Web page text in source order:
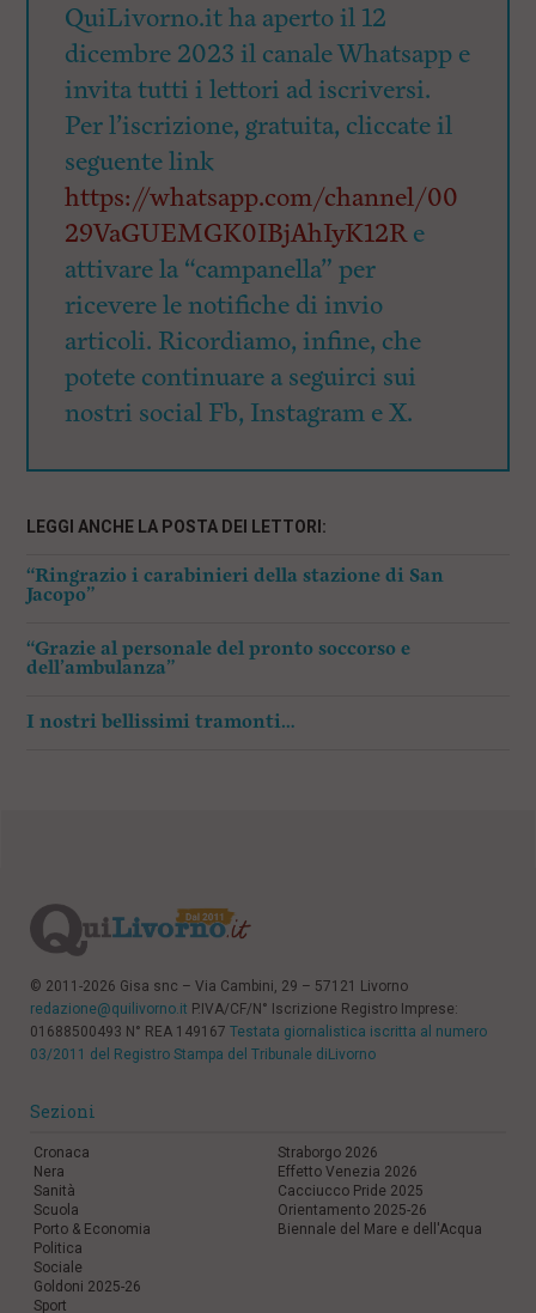
QuiLivorno.it ha aperto il 12
dicembre 2023 il canale Whatsapp e
invita tutti i lettori ad iscriversi.
Per l’iscrizione, gratuita, cliccate il
seguente link
https://whatsapp.com/channel/00
29VaGUEMGK0IBjAhIyK12Re
attivare la “campanella” per
ricevere le notifiche di invio
articoli. Ricordiamo, infine, che
potete continuare a seguirci sui
nostri social Fb, Instagram e X.
LEGGI ANCHE LA POSTA DEI LETTORI:
“Ringrazio i carabinieri della stazione di San
Jacopo”
“Grazie al personale del pronto soccorso e
dell’ambulanza”
I nostri bellissimi tramonti…
© 2011-2026 Gisa snc – Via Cambini, 29 – 57121 Livorno
redazione@quilivorno.it P.IVA/CF/N° Iscrizione Registro Imprese:
01688500493 N° REA 149167 Testata giornalistica iscritta al numero
03/2011 del Registro Stampa del Tribunale diLivorno
Sezioni
Cronaca
Nera
Sanità
Scuola
Porto & Economia
Politica
Sociale
Goldoni 2025-26
Sport
Straborgo 2026
Effetto Venezia 2026
Cacciucco Pride 2025
Orientamento 2025-26
Biennale del Mare e dell'Acqua